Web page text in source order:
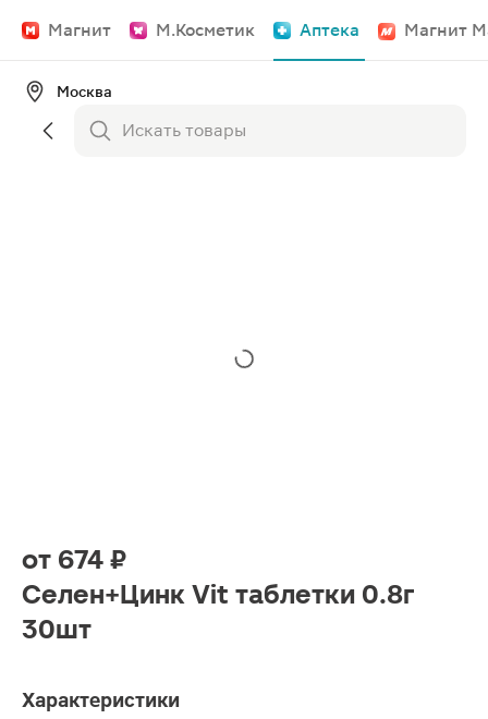
Магнит М.Косметик Аптека Магнит
Москва
от 674 ₽
Селен+Цинк Vit таблетки 0.8г
30шт
Характеристики